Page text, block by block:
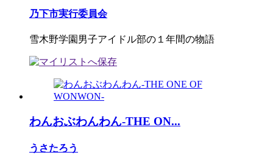
乃下市実行委員会
雪木野学園男子アイドル部の１年間の物語
わんおぶわんわん-THE ON...
うさたろう